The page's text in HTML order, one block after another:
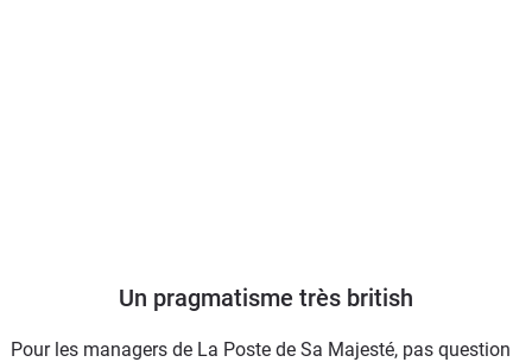
Un pragmatisme très british
Pour les managers de La Poste de Sa Majesté, pas question